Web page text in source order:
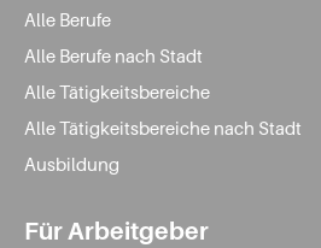
Alle Berufe
Alle Berufe nach Stadt
Alle Tätigkeitsbereiche
Alle Tätigkeitsbereiche nach Stadt
Ausbildung
Für Arbeitgeber